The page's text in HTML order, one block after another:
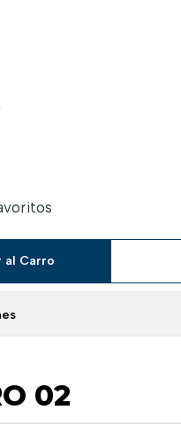
al Carro
02